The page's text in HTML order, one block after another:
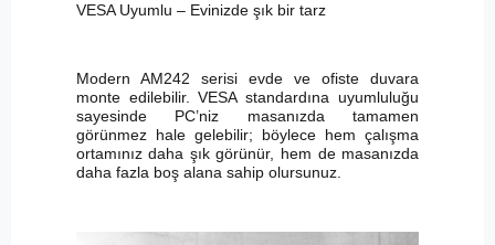
VESA Uyumlu – Evinizde şık bir tarz
Modern AM242 serisi evde ve ofiste duvara
monte edilebilir. VESA standardına uyumluluğu
sayesinde PC’niz masanızda tamamen
görünmez hale gelebilir; böylece hem çalışma
ortamınız daha şık görünür, hem de masanızda
daha fazla boş alana sahip olursunuz.